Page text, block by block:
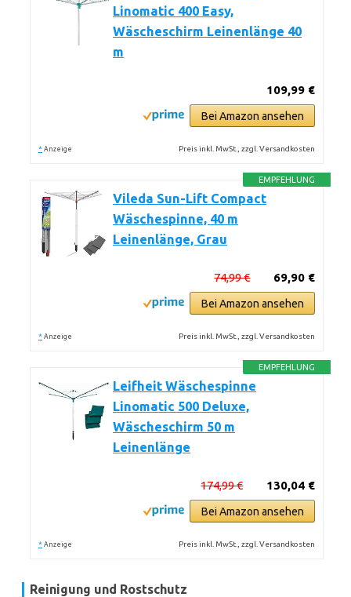
Linomatic 400 Easy,
Wäscheschirm Leinenlänge 40
m
109,99 €
Bei Amazon ansehen
* Anzeige Preis inkl. MwSt., zzgl. Versandkosten
EMPFEHLUNG
Vileda Sun-Lift Compact
Wäschespinne, 40 m
Leinenlänge, Grau
69,90 €
74,99 €
Bei Amazon ansehen
* Anzeige Preis inkl. MwSt., zzgl. Versandkosten
EMPFEHLUNG
Leifheit Wäschespinne
Linomatic 500 Deluxe,
Wäscheschirm 50 m
Leinenlänge
130,04 €
174,99 €
Bei Amazon ansehen
* Anzeige Preis inkl. MwSt., zzgl. Versandkosten
Reinigung und Rostschutz